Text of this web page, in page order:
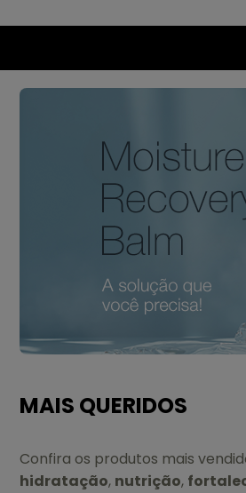
MAIS QUERIDOS
Confira os produtos mais
hidratação, nutrição,